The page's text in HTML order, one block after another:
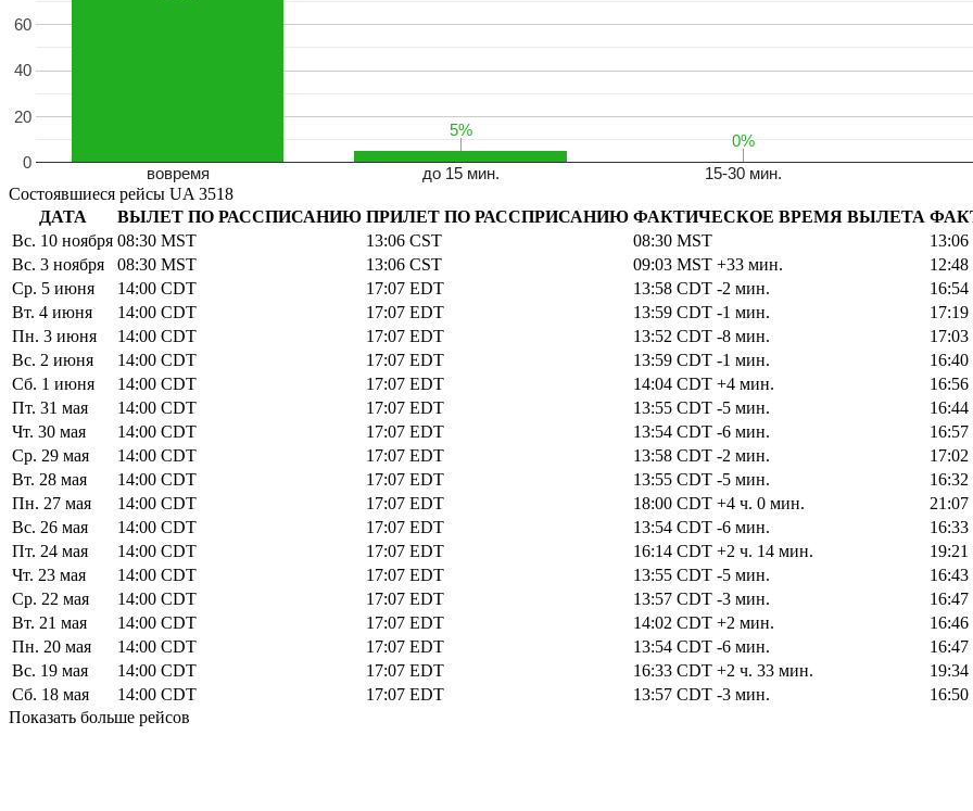
вовремя до 15 мин. 15-30 мин.
0
20
40
60
5%
5%
0%
0%
Состоявшиеся рейсы UA 3518
ДАТА
ВЫЛЕТ ПО РАССПИСАНИЮ ПРИЛЕТ ПО РАССПРИСАНИЮ ФАКТИЧЕСКОЕ ВРЕМЯ ВЫЛЕТА
Вс. 10 ноября 08:30 MST 13:06 CST 08:30 MST
13:06
Вс. 3 ноября
08:30 MST 13:06 CST 09:03 MST +33 мин.
12:48
Ср. 5 июня
14:00 CDT 17:07 EDT 13:58 CDT -2 мин.
16:54
Вт. 4 июня
14:00 CDT 17:07 EDT 13:59 CDT -1 мин.
17:19
Пн. 3 июня
14:00 CDT 17:07 EDT 13:52 CDT -8 мин.
17:03
Вс. 2 июня
14:00 CDT 17:07 EDT 13:59 CDT -1 мин.
16:40
Сб. 1 июня
14:00 CDT 17:07 EDT 14:04 CDT +4 мин.
16:56
Пт. 31 мая
14:00 CDT 17:07 EDT 13:55 CDT -5 мин.
16:44
Чт. 30 мая
14:00 CDT 17:07 EDT 13:54 CDT -6 мин.
16:57
Ср. 29 мая
14:00 CDT 17:07 EDT 13:58 CDT -2 мин.
17:02
Вт. 28 мая
14:00 CDT 17:07 EDT 13:55 CDT -5 мин.
16:32
Пн. 27 мая
14:00 CDT 17:07 EDT 18:00 CDT +4 ч. 0 мин.
21:07
Вс. 26 мая
14:00 CDT 17:07 EDT 13:54 CDT -6 мин.
16:33
Пт. 24 мая
14:00 CDT 17:07 EDT 16:14 CDT +2 ч. 14 мин.
19:21
Чт. 23 мая
14:00 CDT 17:07 EDT 13:55 CDT -5 мин.
16:43
Ср. 22 мая
14:00 CDT 17:07 EDT 13:57 CDT -3 мин.
16:47
Вт. 21 мая
14:00 CDT 17:07 EDT 14:02 CDT +2 мин.
16:46
Пн. 20 мая
14:00 CDT 17:07 EDT 13:54 CDT -6 мин.
16:47
Вс. 19 мая
14:00 CDT 17:07 EDT 16:33 CDT +2 ч. 33 мин.
19:34
Сб. 18 мая
14:00 CDT 17:07 EDT 13:57 CDT -3 мин.
16:50
Показать больше рейсов